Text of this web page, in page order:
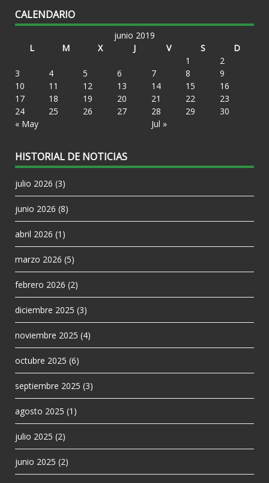
CALENDARIO
junio 2019
L
M X J V S D
« May Jul »
1
2
3
4 5 6 7 8
9
10
11 12 13 14 15
16
17
18 19 20 21 22
23
24
25 26 27 28 29 30
HISTORIAL DE NOTICIAS
julio 2026 (3)
junio 2026 (8)
abril 2026 (1)
marzo 2026 (5)
febrero 2026 (2)
diciembre 2025 (3)
noviembre 2025 (4)
octubre 2025 (6)
septiembre 2025 (3)
agosto 2025 (1)
julio 2025 (2)
junio 2025 (2)